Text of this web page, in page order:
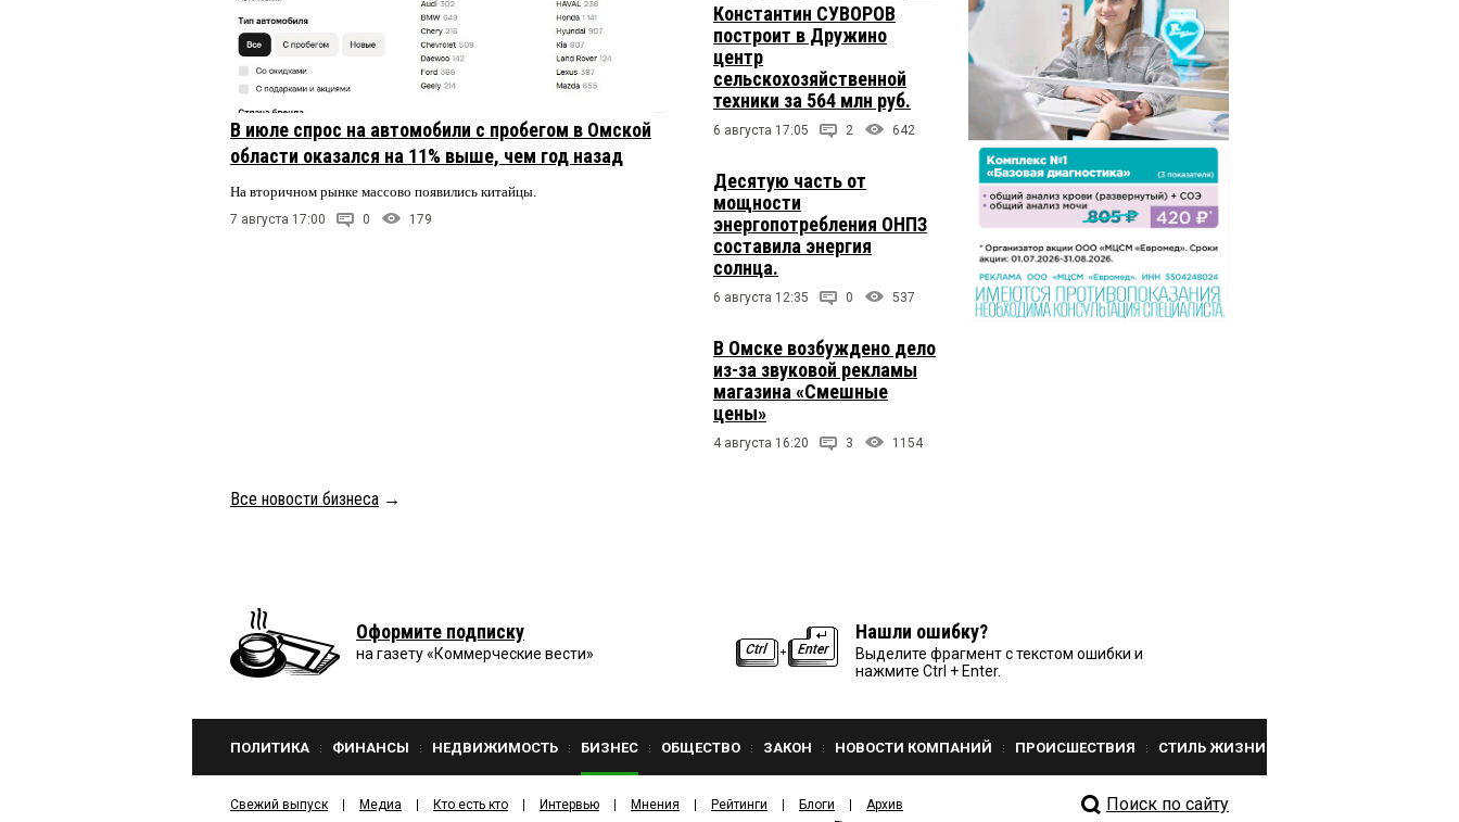
В июле спрос на автомобили с пробегом в Омской
области оказался на 11% выше, чем год назад
На вторичном рынке массово появились китайцы.
7 августа 17:00 0 179
Константин СУВОРОВ
построит в Дружино
центр
сельскохозяйственной
техники за 564 млн руб.
6 августа 17:05 2 642
Десятую часть от
мощности
энергопотребления ОНПЗ
составила энергия
солнца.
6 августа 12:35 0 537
В Омске возбуждено дело
из-за звуковой рекламы
магазина «Смешные
цены»
4 августа 16:20 3 1154
Все новости бизнеса →
Оформите подписку
на газету «Коммерческие вести»
Нашли ошибку?
Выделите фрагмент с текстом ошибки и
нажмите Ctrl + Enter.
ПОЛИТИКА ФИНАНСЫ НЕДВИЖИМОСТЬ БИЗНЕС ОБЩЕСТВО ЗАКОН НОВОСТИ КОМПАНИЙ ПРОИСШЕСТВИЯ СТИЛЬ ЖИЗНИ
Свежий выпуск Медиа Кто есть кто Интервью Мнения Рейтинги Блоги Архив Поиск по сайту